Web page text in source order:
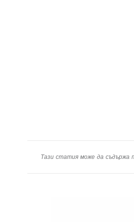
Тази статия може да съдържа